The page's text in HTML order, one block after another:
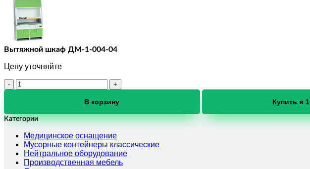
Вытяжной шкаф ДМ-1-004-04
Цену уточняйте
Количество
товара
ДМ-1-
04
В корзину Купить в
Категории
Медицинское оснащение
Мусорные контейнеры классические
Нейтральное оборудование
Производственная мебель